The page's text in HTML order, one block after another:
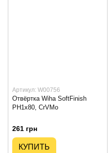
Артикул: W00756
Отвёртка Wiha SoftFinish
PH1x80, CrVMo
261 грн
КУПИТЬ